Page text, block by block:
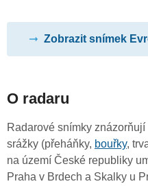
Zobrazit snímek
O radaru
Radarové snímky
srážky (přeháňky, bouřky,
na území České republiky
Praha v Brdech a Skalky u